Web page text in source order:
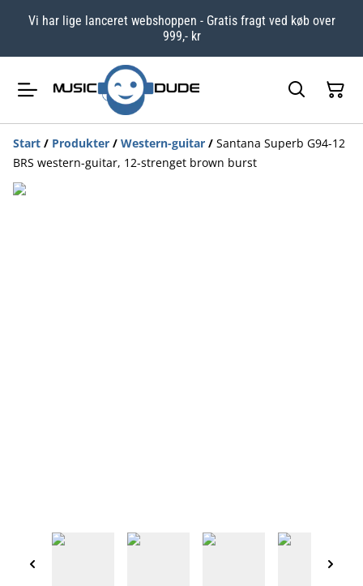
Vi har lige lanceret webshoppen - Gratis fragt ved køb over
999,- kr
Start / Produkter / Western-guitar / Santana Superb G94-12
BRS western-guitar, 12-strenget brown burst